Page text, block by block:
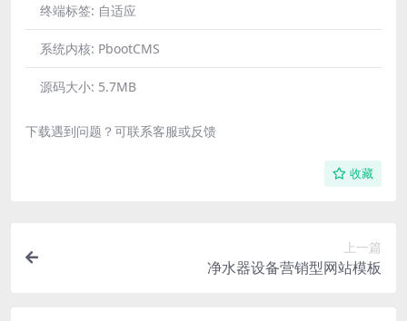
终端标签: 自适应
系统内核: PbootCMS
源码大小: 5.7MB
下载遇到问题？可联系客服或反馈
收藏
上一篇
净水器设备营销型网站模板